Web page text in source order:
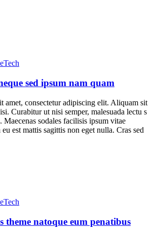
Tech
sed ipsum nam quam
amet, consectetur adipiscing elit. Aliquam sit
Curabitur ut nisi semper, malesuada lectu s
Maecenas sodales facilisis ipsum vitae
est mattis sagittis non eget nulla. Cras sed
Tech
theme natoque eum penatibus